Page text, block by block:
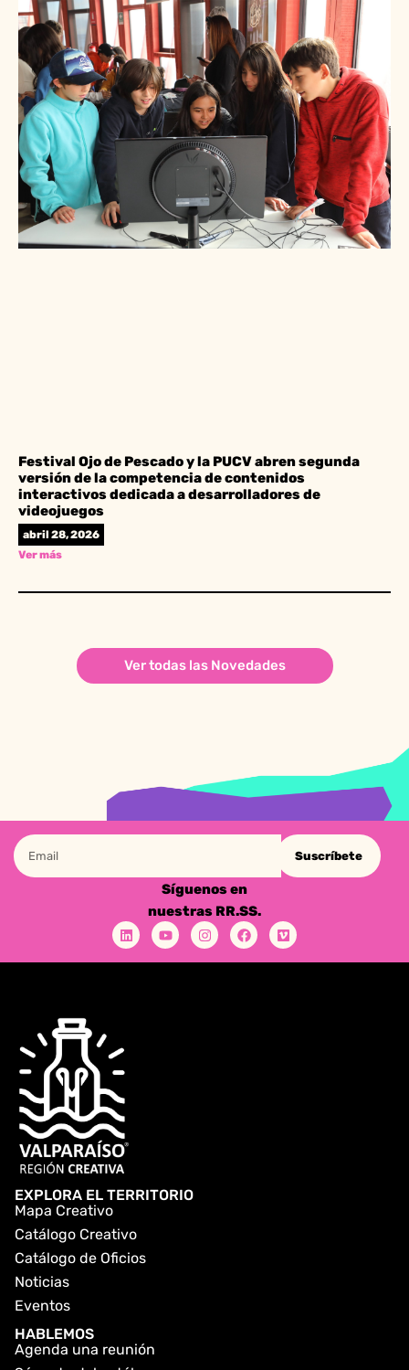
Festival Ojo de Pescado y la PUCV abren segunda
versión de la competencia de contenidos
interactivos dedicada a desarrolladores de
videojuegos
abril 28, 2026
Ver más
Ver todas las Novedades
Suscríbete
Síguenos en
nuestras RR.SS.
EXPLORA EL TERRITORIO
Mapa Creativo
Catálogo Creativo
Catálogo de Oficios
Noticias
Eventos
HABLEMOS
Agenda una reunión